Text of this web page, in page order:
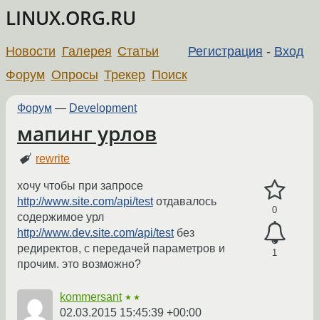
LINUX.ORG.RU
Регистрация - Вход
Новости Галерея Статьи
Форум Опросы Трекер Поиск
Форум — Development
мапинг урлов
rewrite
0
1
хочу чтобы при запросе
http://www.site.com/api/testотдавалось
содержимое урл
http://www.dev.site.com/api/testбез
редиректов, с передачей параметров и
прочим. это возможно?
kommersant ★★
02.03.2015 15:45:39 +00:00